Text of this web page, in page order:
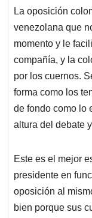
La oposición
venezolana que
momento y le
compañía, y la
por los cuernos.
forma como los
de fondo como lo
altura del debate
Este es el mejor
presidente en
oposición al
bien porque sus